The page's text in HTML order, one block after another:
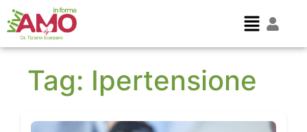
Tag: Ipertensione